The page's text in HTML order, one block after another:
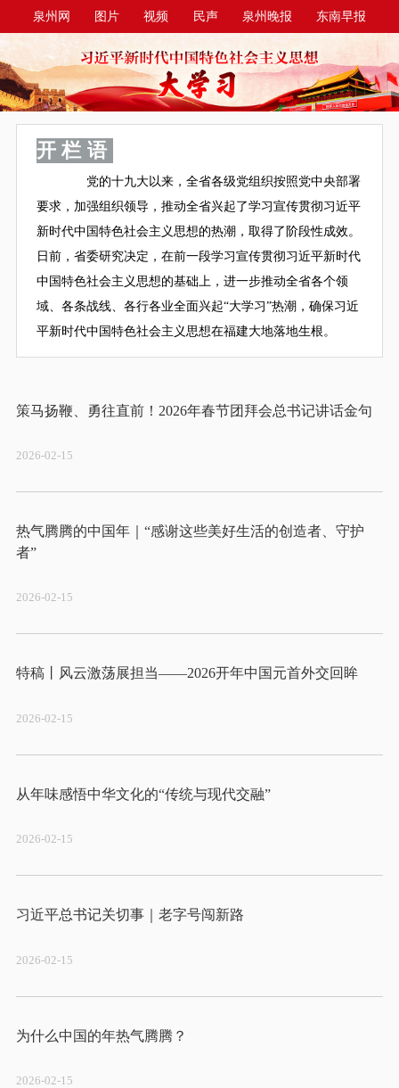
泉州网 图片 视频 民声 泉州晚报 东南早报
泉州商报 今日台商投资区
开栏语
党的十九大以来，全省各级党组织按照党中央部署
要求，加强组织领导，推动全省兴起了学习宣传贯彻习近平
新时代中国特色社会主义思想的热潮，取得了阶段性成效。
日前，省委研究决定，在前一段学习宣传贯彻习近平新时代
中国特色社会主义思想的基础上，进一步推动全省各个领
域、各条战线、各行各业全面兴起“大学习”热潮，确保习近
平新时代中国特色社会主义思想在福建大地落地生根。
2026-02-15
热气腾腾的中国年｜“感谢这些美好生活的创造者、守护
者”
2026-02-15
特稿丨风云激荡展担当——2026开年中国元首外交回眸
2026-02-15
从年味感悟中华文化的“传统与现代交融”
2026-02-15
2026-02-15
2026-02-15